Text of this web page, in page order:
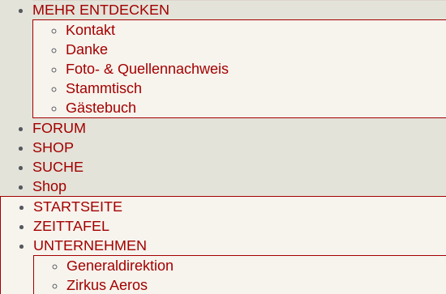
MEHR ENTDECKEN
Kontakt
Danke
Foto- & Quellennachweis
Stammtisch
Gästebuch
FORUM
SHOP
SUCHE
Shop
STARTSEITE
ZEITTAFEL
UNTERNEHMEN
Generaldirektion
Zirkus Aeros